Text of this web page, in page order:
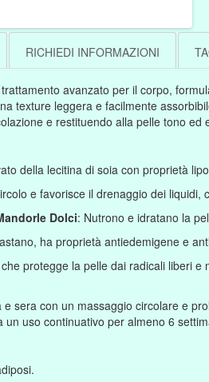
RICHIEDI INFORMAZIONI
avanzato per il corpo,
texture leggera e facilmente
e restituendo alla pelle tono ed
della lecitina di soia con proprietà
e favorisce il drenaggio dei liquidi,
Dolci: Nutrono e idratano la
ha proprietà antiedemigene e
protegge la pelle dai radicali liberi e
sera con un massaggio circolare e
un uso continuativo per almeno 6